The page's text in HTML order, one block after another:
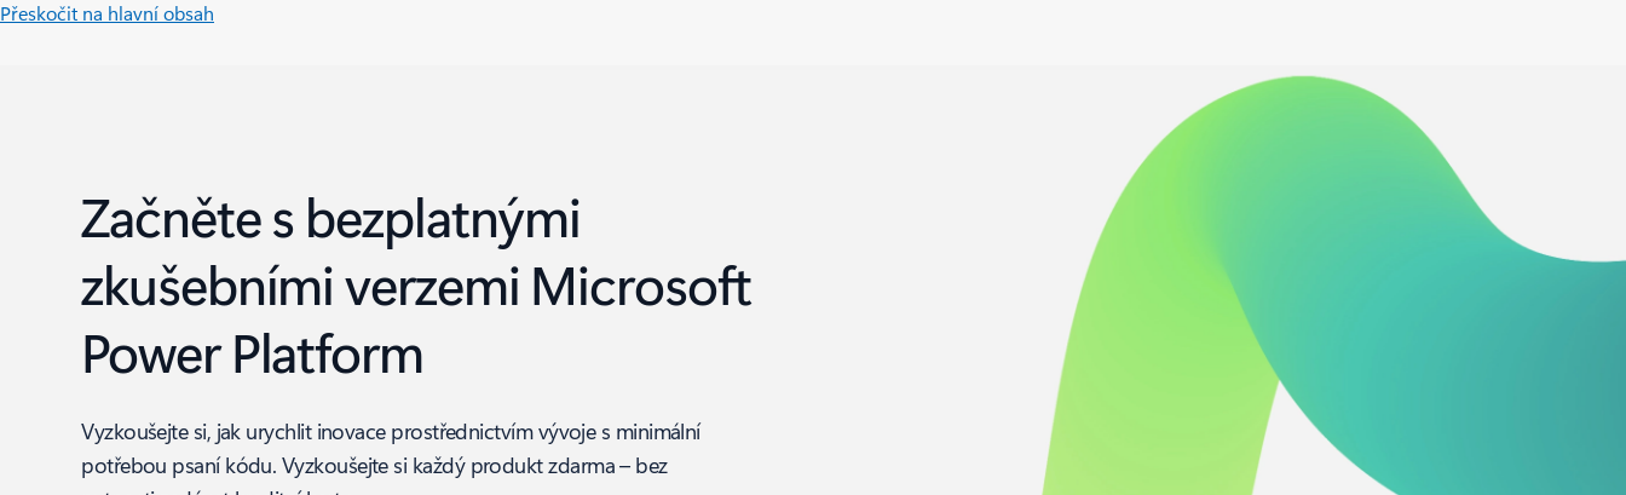
Přeskočit na hlavní obsah
Začněte s bezplatnými
zkušebními verzemi Microsoft
Power Platform
Vyzkoušejte si, jak urychlit inovace prostřednictvím vývoje s minimální
potřebou psaní kódu. Vyzkoušejte si každý produkt zdarma – bez